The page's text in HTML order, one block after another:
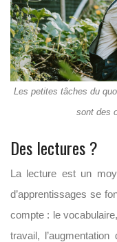
Les petites tâches du
sont des
Des lectures ?
La lecture est un
d’apprentissages se
compte : le
travail,